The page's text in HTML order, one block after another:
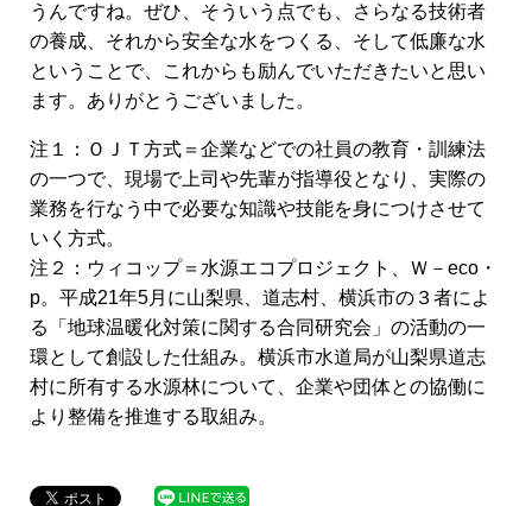
うんですね。ぜひ、そういう点でも、さらなる技術者
の養成、それから安全な水をつくる、そして低廉な水
ということで、これからも励んでいただきたいと思い
ます。ありがとうございました。
注１：ＯＪＴ方式＝企業などでの社員の教育・訓練法
の一つで、現場で上司や先輩が指導役となり、実際の
業務を行なう中で必要な知識や技能を身につけさせて
いく方式。
注２：ウィコップ＝水源エコプロジェクト、Ｗ－eco・
p。平成21年5月に山梨県、道志村、横浜市の３者によ
る「地球温暖化対策に関する合同研究会」の活動の一
環として創設した仕組み。横浜市水道局が山梨県道志
村に所有する水源林について、企業や団体との協働に
より整備を推進する取組み。